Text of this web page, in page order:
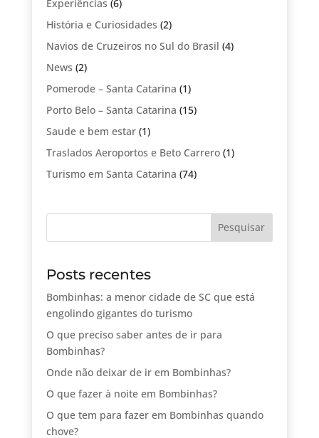
Experiências (6)
História e Curiosidades (2)
Navios de Cruzeiros no Sul do Brasil (4)
News (2)
Pomerode – Santa Catarina (1)
Porto Belo – Santa Catarina (15)
Saude e bem estar(1)
Traslados Aeroportos e Beto Carrero(1)
Turismo em Santa Catarina (74)
Posts recentes
Bombinhas: a menor cidade de SC que está
engolindo gigantes do turismo
O que preciso saber antes de ir para
Bombinhas?
Onde não deixar de ir em Bombinhas?
O que fazer à noite em Bombinhas?
O que tem para fazer em Bombinhas quando
chove?